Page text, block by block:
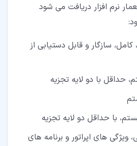
نرم افزار دریافت می شود
سازگار و قابل دستیابی از
حداقل با دو لایه تجزیه
با حداقل دو لایه تجزیه
ویژگی های اپراتور و برنامه های